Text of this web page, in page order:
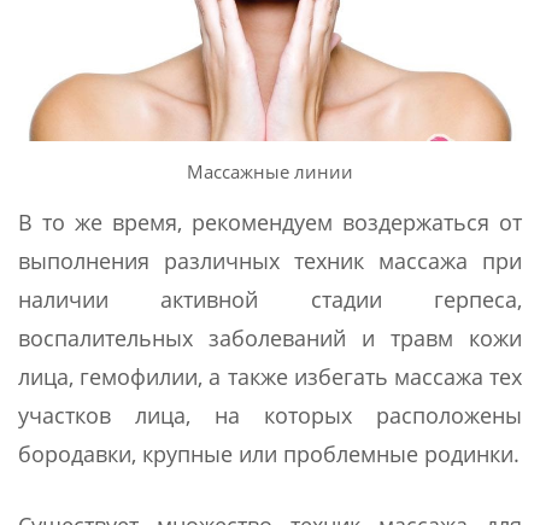
Массажные линии
В то же время, рекомендуем воздержаться от
выполнения различных техник массажа при
наличии активной стадии герпеса,
воспалительных заболеваний и травм кожи
лица, гемофилии, а также избегать массажа тех
участков лица, на которых расположены
бородавки, крупные или проблемные родинки.